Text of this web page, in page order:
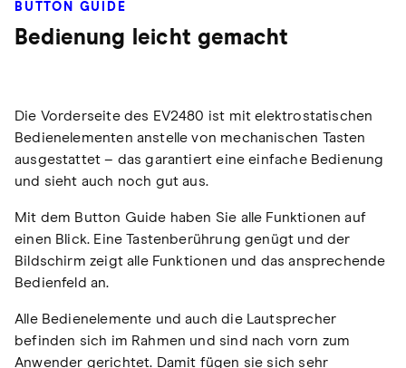
BUTTON GUIDE
Bedienung leicht gemacht
Die Vorderseite des EV2480 ist mit elektrostatischen
Bedienelementen anstelle von mechanischen Tasten
ausgestattet – das garantiert eine einfache Bedienung
und sieht auch noch gut aus.
Mit dem Button Guide haben Sie alle Funktionen auf
einen Blick. Eine Tastenberührung genügt und der
Bildschirm zeigt alle Funktionen und das ansprechende
Bedienfeld an.
Alle Bedienelemente und auch die Lautsprecher
befinden sich im Rahmen und sind nach vorn zum
Anwender gerichtet. Damit fügen sie sich sehr